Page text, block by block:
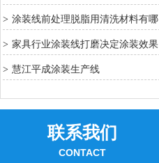
2> 涂装线前处理脱脂用清洗材料有哪
些方法
> 家具行业涂装线打磨决定涂装效果
关键工序
> 慧江平成涂装生产线
联系我们
CONTACT